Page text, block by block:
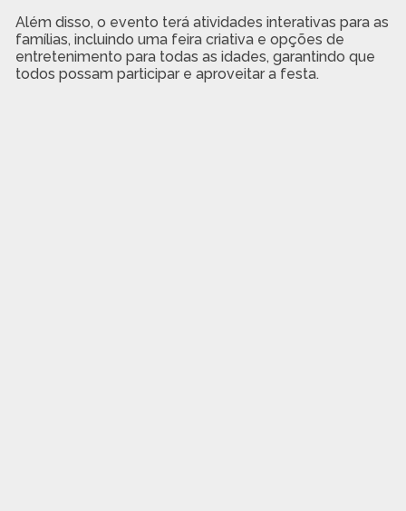
Além disso, o evento terá atividades interativas para as
famílias, incluindo uma feira criativa e opções de
entretenimento para todas as idades, garantindo que
todos possam participar e aproveitar a festa.